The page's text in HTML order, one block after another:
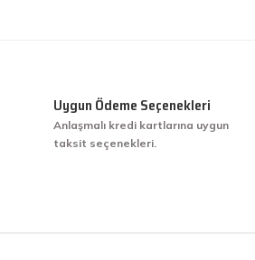
Uygun Ödeme Seçenekleri
Anlaşmalı kredi kartlarına uygun
taksit seçenekleri.